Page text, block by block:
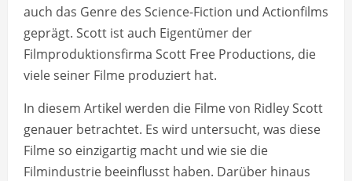
auch das Genre des Science-Fiction und Actionfilms
geprägt. Scott ist auch Eigentümer der
Filmproduktionsfirma Scott Free Productions, die
viele seiner Filme produziert hat.
In diesem Artikel werden die Filme von Ridley Scott
genauer betrachtet. Es wird untersucht, was diese
Filme so einzigartig macht und wie sie die
Filmindustrie beeinflusst haben. Darüber hinaus